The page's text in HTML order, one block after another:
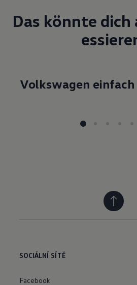
Das könnte
Volkswagen
SOCIÁLNÍ SÍTĚ
Facebook